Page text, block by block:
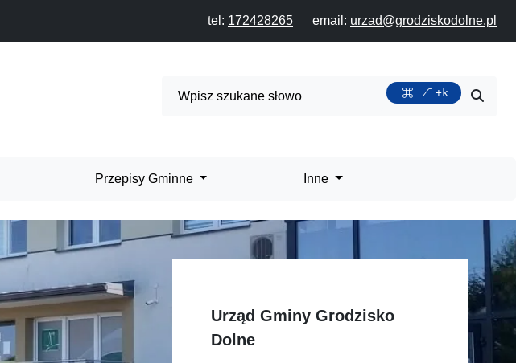
tel: 172428265 email: urzad@grodziskodolne.pl
Wyszukiwarka +k
Przepisy Gminne Inne
Urząd Gminy Grodzisko
Dolne